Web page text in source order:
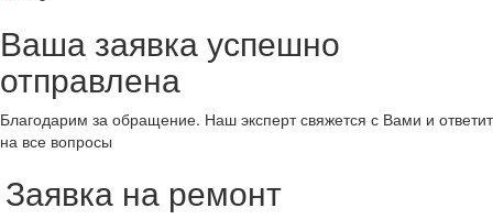
Ваша заявка успешно
отправлена
Благодарим за обращение. Наш эксперт свяжется с Вами и ответит
на все вопросы
Заявка на ремонт